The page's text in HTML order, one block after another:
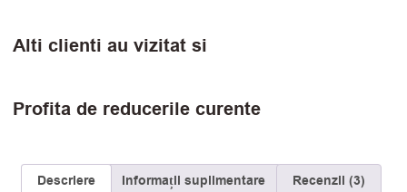
Alti clienti au vizitat si
Profita de reducerile curente
Descriere Informații suplimentare Recenzii (3)